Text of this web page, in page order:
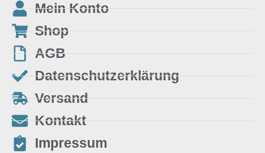
Mein Konto
Shop
AGB
Datenschutzerklärung
Versand
Kontakt
Impressum